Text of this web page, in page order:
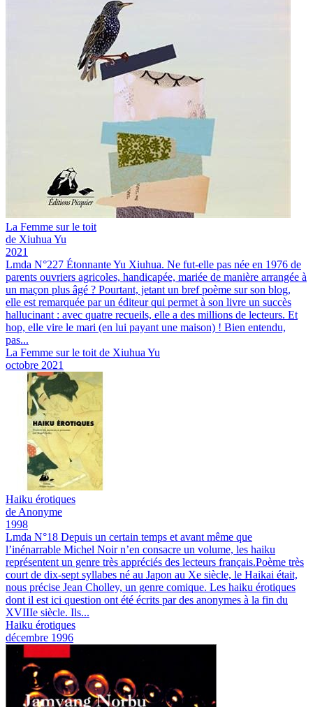
La Femme sur le toit
de Xiuhua Yu
2021
Lmda N°227 Étonnante Yu Xiuhua. Ne fut-elle pas née en 1976 de
parents ouvriers agricoles, handicapée, mariée de manière arrangée à
un maçon plus âgé ? Pourtant, jetant un bref poème sur son blog,
elle est remarquée par un éditeur qui permet à son livre un succès
hallucinant : avec quatre recueils, elle a des millions de lecteurs. Et
hop, elle vire le mari (en lui payant une maison) ! Bien entendu,
pas...
La Femme sur le toit de Xiuhua Yu
octobre 2021
Haiku érotiques
de Anonyme
1998
Lmda N°18 Depuis un certain temps et avant même que
l’inénarrable Michel Noir n’en consacre un volume, les haiku
représentent un genre très appréciés des lecteurs français.Poème très
court de dix-sept syllabes né au Japon au Xe siècle, le Haikai était,
nous précise Jean Cholley, un genre comique. Les haiku érotiques
dont il est ici question ont été écrits par des anonymes à la fin du
XVIIIe siècle. Ils...
Haiku érotiques
décembre 1996